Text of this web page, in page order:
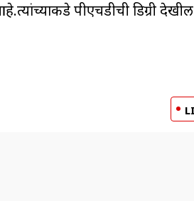
पीएचडीची डिग्री